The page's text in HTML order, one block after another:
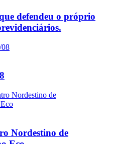
defendeu o próprio
Nordestino de